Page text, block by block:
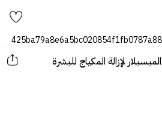
لإزالة المكياج للبشرة